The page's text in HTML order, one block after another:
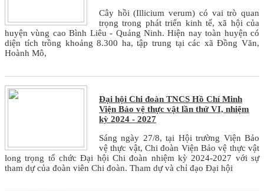
Cây hồi (Illicium verum) có vai trò quan
trọng trong phát triển kinh tế, xã hội của
huyện vùng cao Bình Liêu - Quảng Ninh. Hiện nay toàn huyện có
diện tích trồng khoảng 8.300 ha, tập trung tại các xã Đồng Văn,
Hoành Mô,
Đại hội Chi đoàn TNCS Hồ Chí Minh
Viện Bảo vệ thực vật lần thứ VI, nhiệm
kỳ 2024 - 2027
Sáng ngày 27/8, tại Hội trường Viện Bảo
vệ thực vật, Chi đoàn Viện Bảo vệ thực vật
long trọng tổ chức Đại hội Chi đoàn nhiệm kỳ 2024-2027 với sự
tham dự của đoàn viên Chi đoàn. Tham dự và chỉ đạo Đại hội